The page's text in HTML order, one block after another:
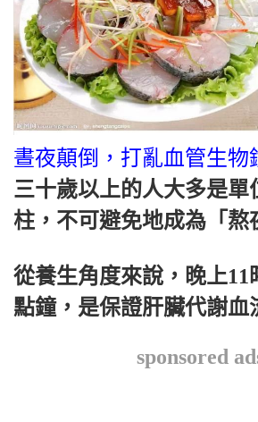
晝夜顛倒，打亂血管生物
三十歲以上的人大多是單
柱，不可避免地成為「熬
從養生角度來說，晚上11
點鐘，是保證肝臟代謝血
sponsored